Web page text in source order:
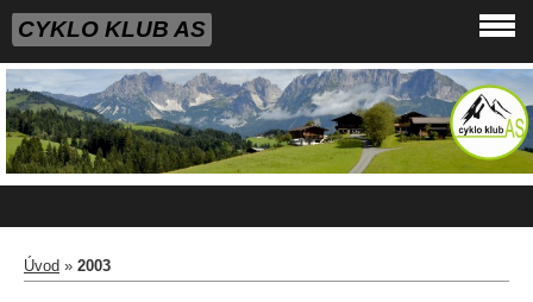
CYKLO KLUB AS
Úvod » 2003